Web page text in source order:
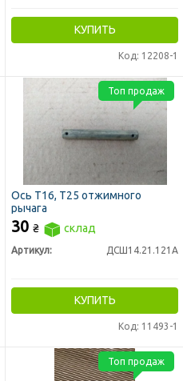
КУПИТЬ
Код: 12208-1
Ось Т16, Т25 отжимного
рычага
30 ₴ склад
Артикул: ДСШ14.21.121А
КУПИТЬ
Код: 11493-1
Топ продаж
Топ продаж